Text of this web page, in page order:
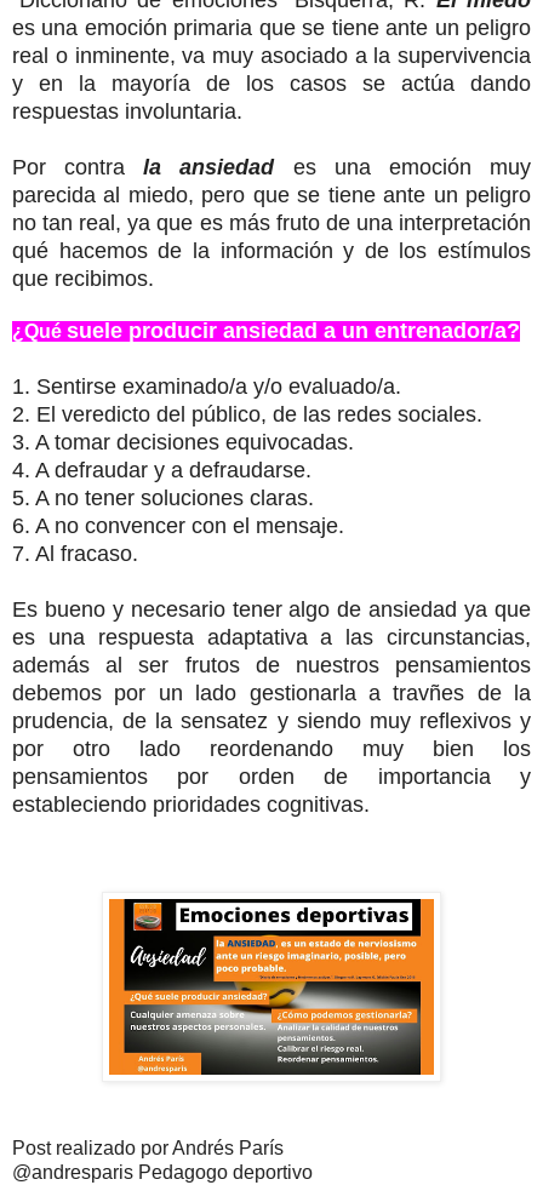
es una emoción primaria que se tiene ante un peligro
real o inminente, va muy asociado a la supervivencia
y en la mayoría de los casos se actúa dando
respuestas involuntaria.
Por contrala ansiedades una emoción muy
parecida al miedo, pero que se tiene ante un peligro
no tan real, ya que es más fruto de una interpretación
qué hacemos de la información y de los estímulos
que recibimos.
¿Qué suele producir ansiedad a un entrenador/a?
1. Sentirse examinado/a y/o evaluado/a.
2. El veredicto del público, de las redes sociales.
3. A tomar decisiones equivocadas.
4. A defraudar y a defraudarse.
5. A no tener soluciones claras.
6. A no convencer con el mensaje.
7. Al fracaso.
Es bueno y necesario tener algo de ansiedad ya que
es una respuesta adaptativa a las circunstancias,
además al ser frutos de nuestros pensamientos
debemos por un lado gestionarla a travñes de la
prudencia, de la sensatez y siendo muy reflexivos y
por otro lado reordenando muy bien los
pensamientos por orden de importancia y
estableciendo prioridades cognitivas.
Post realizado por Andrés París
@andresparis Pedagogo deportivo